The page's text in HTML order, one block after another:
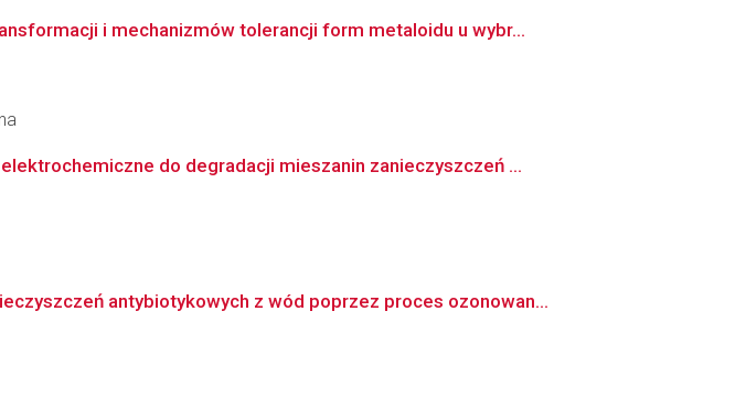
i mechanizmów tolerancji form metaloidu u wybr...
do degradacji mieszanin zanieczyszczeń ...
antybiotykowych z wód poprzez proces ozonowan...